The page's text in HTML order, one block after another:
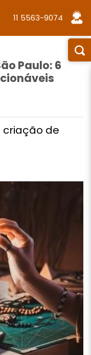
11 5563-9074
Paulo: 6
criação de